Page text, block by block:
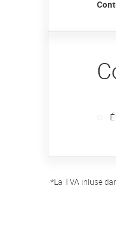
-*La TVA inluse